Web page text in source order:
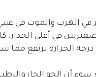
في الهرب والموت في
في أعلى
الحرارة ترتفع مما
سوء أن الجو الحار